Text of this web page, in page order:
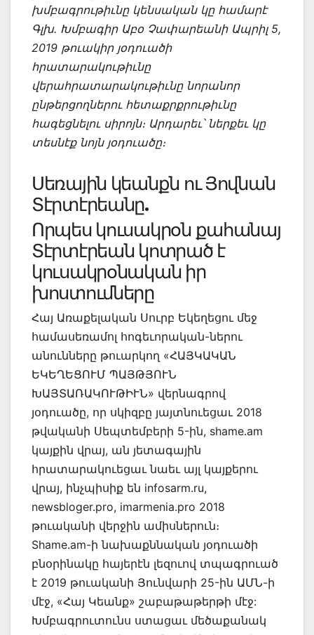
խմբագրութիւնը կենսական կը համարէ
Գլխ. Խմբագիր Աբօ Չափարեանի Ապրիլ 5,
2019 թուակիր յօդուածի
հրատարակութիւնը
վերահրատարակութիւնը նորանոր
ընթերցողներու հետաքրքրութիւնը
հագեցնելու սիրոյն։ Արդարեւ՝ ներքեւ կը
տեսնէք նոյն յօդուածը։
Սեռային կեանքն ու Յովնան
Տէրտէրեանը.
Որպես կուսակրօն քահանայ
Տէրտէրեան կոտրած է
կուսակրօնական իր
խոստումները
Հայ Առաքելական Սուրբ Եկեղեցու մեջ
համասեռամոլ հոգեւորական-ներու
անունները թուարկող «ՀԱՅԿԱԿԱՆ
ԵԿԵՂԵՑՈՒՄ ՊԱՅԹՅՈՒՆ
ԽԱՅՏԱՌԱԿՈՒԹԻՒՆ» վերնագրով
յօդուածը, որ սկիզբը յայտնուեցաւ 2018
թվականի Սեպտեմբերի 5-ին, shame.am
կայքին վրայ, ան յետագային
հրատարակուեցաւ նաեւ այլ կայքերու
վրայ, ինչպիսիք են infosarm.ru,
newsbloger.pro, imarmenia.pro 2018
թուականի վերջին ամիսներուն։
Shame.am-ի նախաքննական յօդուածի
բնօրինակը հայերէն լեզուով տպագրուած
է 2019 թուականի Յունվարի 25-ին ԱՄՆ-ի
մէջ, «Հայ Կեանք» շաբաթաթերթի մէջ:
Խմբագրուտունս ստացաւ մեծաքանակ